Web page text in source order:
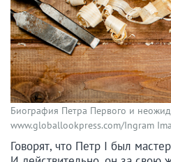
Биография Петра Первого и
www.globallookpress.com/Ingram
Говорят, что Петр I был